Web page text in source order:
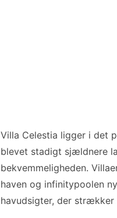
Villa Celestia ligger i det
blevet stadigt sjældnere
bekvemmeligheden.
haven og infinitypoolen
havudsigter, der strækker